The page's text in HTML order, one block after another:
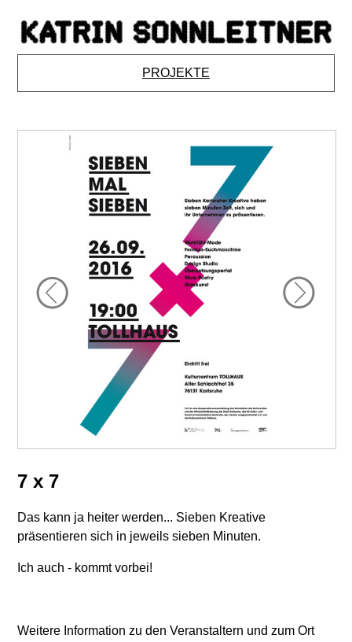
PROJEKTE
7 x 7
Das kann ja heiter werden... Sieben Kreative
präsentieren sich in jeweils sieben Minuten.
Ich auch - kommt vorbei!
Weitere Information zu den Veranstaltern und zum Ort